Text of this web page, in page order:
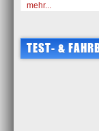
mehr...
TEST- &